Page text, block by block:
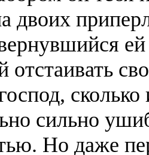
двоих
отстаивать
сильно
Но даже